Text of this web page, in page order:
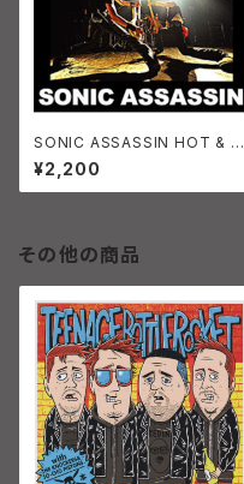
SONIC ASSASSIN HOT & C
OOL ホットアンドクール
¥2,200
その他の商品